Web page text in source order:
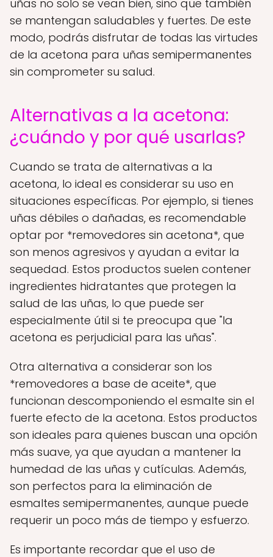
uñas no solo se vean bien, sino que también
se mantengan saludables y fuertes. De este
modo, podrás disfrutar de todas las virtudes
de la acetona para uñas semipermanentes
sin comprometer su salud.
Alternativas a la acetona:
¿cuándo y por qué usarlas?
Cuando se trata de alternativas a la
acetona, lo ideal es considerar su uso en
situaciones específicas. Por ejemplo, si tienes
uñas débiles o dañadas, es recomendable
optar por *removedores sin acetona*, que
son menos agresivos y ayudan a evitar la
sequedad. Estos productos suelen contener
ingredientes hidratantes que protegen la
salud de las uñas, lo que puede ser
especialmente útil si te preocupa que "la
acetona es perjudicial para las uñas".
Otra alternativa a considerar son los
*removedores a base de aceite*, que
funcionan descomponiendo el esmalte sin el
fuerte efecto de la acetona. Estos productos
son ideales para quienes buscan una opción
más suave, ya que ayudan a mantener la
humedad de las uñas y cutículas. Además,
son perfectos para la eliminación de
esmaltes semipermanentes, aunque puede
requerir un poco más de tiempo y esfuerzo.
Es importante recordar que el uso de